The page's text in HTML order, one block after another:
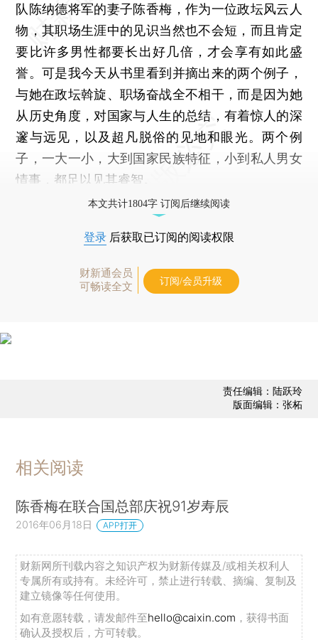
队陈纳德将军的妻子陈香梅，作为一位政坛风云人
物，其职场生涯中的见识当然也不会短，而且肯定
要比许多男性都要长出好几倍，才会享有如此盛
誉。可是我今天从书里看到并摘出来的两个例子，
与她在政坛斡旋、职场奋战全不相干，而是因为她
从历史角度，对国家与人生的总结，有着惊人的深
邃与远见，以及超凡脱俗的见地和眼光。两个例
子，一大一小，大到国家民族特征，小到私人男女
情事，都足以见其睿智。
本文共计1804字 订阅后继续阅读
登录 后获取已订阅的阅读权限
财新通会员
可畅读全文
订阅/会员升级
责任编辑：陆跃玲
版面编辑：张柘
相关阅读
陈香梅在联合国总部庆祝91岁寿辰
2016年06月18日 APP打开
财新网所刊载内容之知识产权为财新传媒及/或相关权利人
专属所有或持有。未经许可，禁止进行转载、摘编、复制及
建立镜像等任何使用。
如有意愿转载，请发邮件至hello@caixin.com ，获得书面
确认及授权后，方可转载。